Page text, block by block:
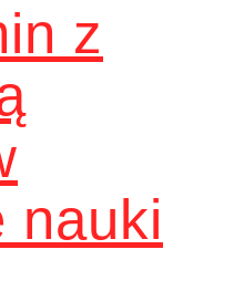
z
nauki